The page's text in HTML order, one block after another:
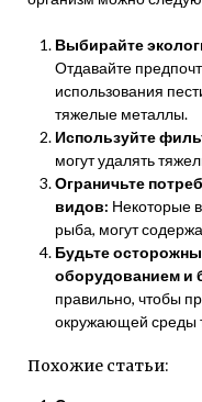
Выбирайте
Отдавайте
использования
тяжелые металлы.
Используйте
могут удалять
Ограничьте
видов: Некоторые
рыба, могут
Будьте
оборудованием и
правильно, чтобы
окружающей среды
Похожие статьи: